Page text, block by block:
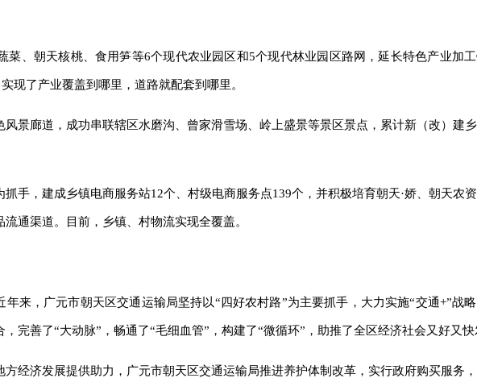
菜、朝天核桃、食用笋等6个现代农业园区和5个现代林业园区路网，延长特色产业加
现了产业覆盖到哪里，道路就配套到哪里。
景廊道，成功串联辖区水磨沟、曾家滑雪场、岭上盛景等景区景点，累计新（改）建
手，建成乡镇电商服务站12个、村级电商服务点139个，并积极培育朝天·娇、朝天农
通渠道。目前，乡镇、村物流实现全覆盖。
年来，广元市朝天区交通运输局坚持以“四好农村路”为主要抓手，大力实施“交通+”战
完善了“大动脉”，畅通了“毛细血管”，构建了“微循环”，助推了全区经济社会又好又快
经济发展提供助力，广元市朝天区交通运输局推进养护体制改革，实行政府购买服务